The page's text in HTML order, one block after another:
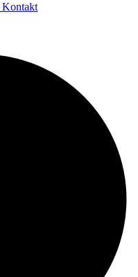
Kontakt